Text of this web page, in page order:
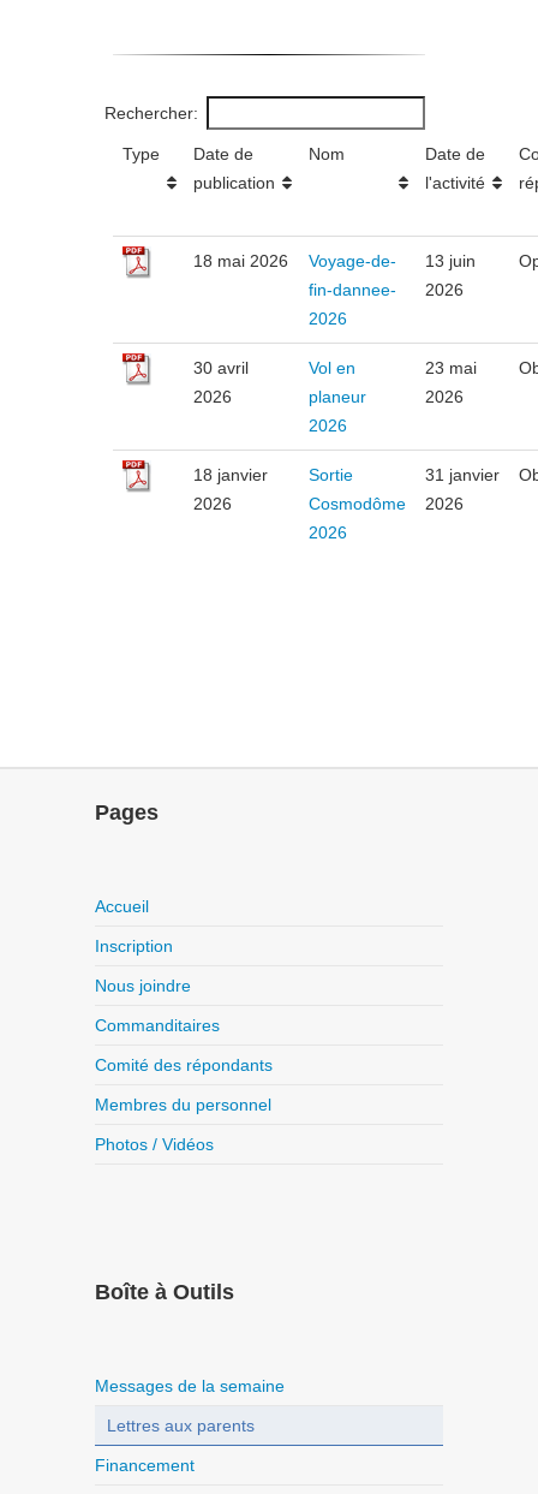
Rechercher:
Type
Date de
publication
Nom
Date de
l'activité
18 mai 2026
Voyage-de-
fin-dannee-
2026
13 juin
2026
30 avril
2026
Vol en
planeur
2026
23 mai
2026
18 janvier
2026
Sortie
Cosmodôme
2026
31 janvier
2026
Pages
Accueil
Inscription
Nous joindre
Commanditaires
Comité des répondants
Membres du personnel
Photos / Vidéos
Boîte à Outils
Messages de la semaine
Lettres aux parents
Financement